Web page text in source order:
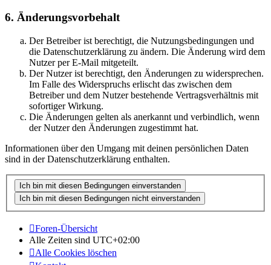
6. Änderungsvorbehalt
Der Betreiber ist berechtigt, die Nutzungsbedingungen und
die Datenschutzerklärung zu ändern. Die Änderung wird dem
Nutzer per E-Mail mitgeteilt.
Der Nutzer ist berechtigt, den Änderungen zu widersprechen.
Im Falle des Widerspruchs erlischt das zwischen dem
Betreiber und dem Nutzer bestehende Vertragsverhältnis mit
sofortiger Wirkung.
Die Änderungen gelten als anerkannt und verbindlich, wenn
der Nutzer den Änderungen zugestimmt hat.
Informationen über den Umgang mit deinen persönlichen Daten
sind in der Datenschutzerklärung enthalten.
Foren-Übersicht
Alle Zeiten sind UTC+02:00
Alle Cookies löschen